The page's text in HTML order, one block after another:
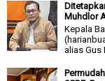
Muhdlor
Kepala
alias Gus